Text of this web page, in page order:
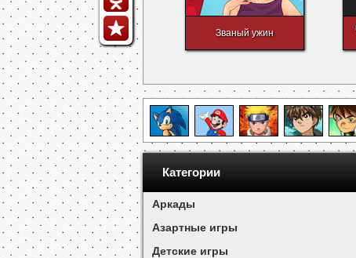
Званый ужин
Категории
Аркады
Азартные игры
Детские игры